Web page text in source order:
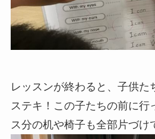
レッスンが終わると、子供た
ステキ！この子たちの前に行
ス分の机や椅子も全部片づけ